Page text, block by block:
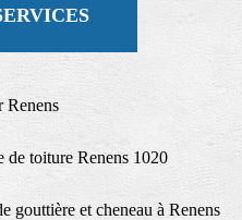
Renens
de toiture Renens 1020
gouttière et cheneau à Renens